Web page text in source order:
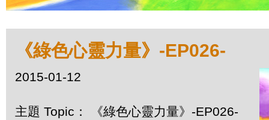
《綠色心靈力量》-EP026-
2015-01-12
主題 Topic： 《綠色心靈力量》-EP026-